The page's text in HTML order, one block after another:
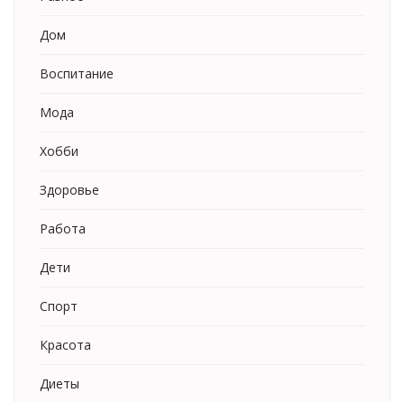
Дом
Воспитание
Мода
Хобби
Здоровье
Работа
Дети
Спорт
Красота
Диеты